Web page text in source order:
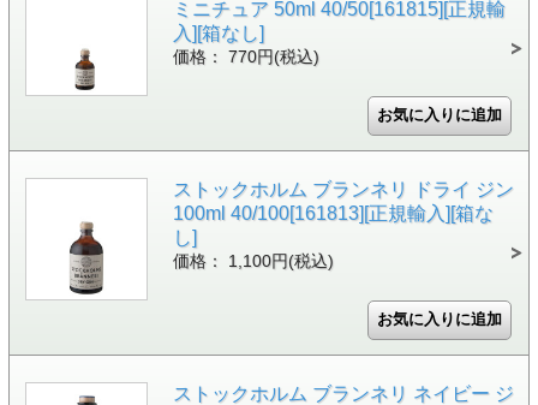
ミニチュア 50ml 40/50[161815][正規輸
入][箱なし]
価格： 770円(税込)
ストックホルム ブランネリ ドライ ジン
100ml 40/100[161813][正規輸入][箱な
し]
価格： 1,100円(税込)
ストックホルム ブランネリ ネイビー ジ